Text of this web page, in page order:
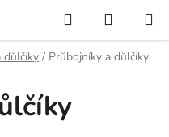
Hledat
KOŠÍK
důlčíky / Průbojníky a důlčíky